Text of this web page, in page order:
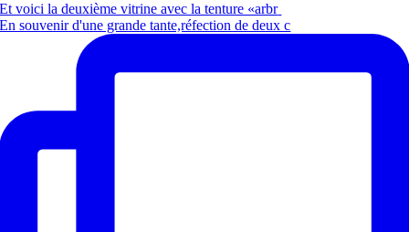
Et voici la deuxième vitrine avec la tenture «arbr
En souvenir d'une grande tante,réfection de deux c